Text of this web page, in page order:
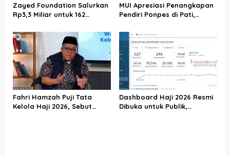
Zayed Foundation Salurkan
Rp3,3 Miliar untuk 162
Perkuat Kerja Sama Haji RI–
UEA
MUI Apresiasi Penangkapan
Pendiri Ponpes di Pati,
bagi Perusak Akhlak
Pesantren
Fahri Hamzah Puji Tata
Kelola Haji 2026, Sebut
Dashboard Haji 2026 Resmi
Dibuka untuk Publik,